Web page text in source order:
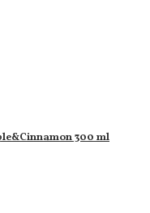
300 ml